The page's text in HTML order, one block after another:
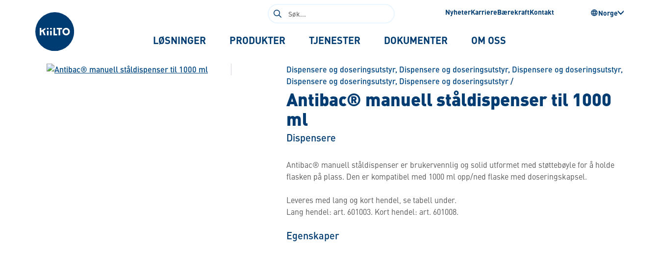
Kiilto Norway
Søk
etter:
NyheterKarriereBærekraftKontakt Norge
LØSNINGER PRODUKTER TJENESTER DOKUMENTER OM OSS
Dispensere og doseringsutstyr, Dispensere og doseringsutstyr, Dispensere og doseringsutstyr,
Dispensere og doseringsutstyr, Dispensere og doseringsutstyr/
Antibac® manuell ståldispenser til 1000
ml
Dispensere
Antibac® manuell ståldispenser er brukervennlig og solid utformet med støttebøyle for å holde
flasken på plass. Den er kompatibel med 1000 ml opp/ned flaske med doseringskapsel.
Leveres med lang og kort hendel, se tabell under.
Lang hendel: art. 601003. Kort hendel: art. 601008.
Egenskaper